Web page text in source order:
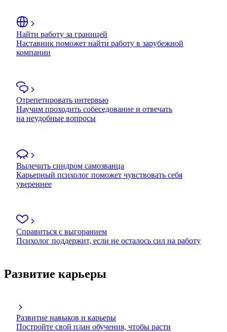
Найти работу за границей
Наставник поможет найти работу в зарубежной
компании
Отрепетировать интервью
Научим проходить собеседование и отвечать
на неудобные вопросы
Вылечить синдром самозванца
Карьерный психолог поможет чувствовать себя
увереннее
Справиться с выгоранием
Психолог поддержит, если не осталось сил на работу
Развитие карьеры
Развитие навыков и карьеры
Постройте свой план обучения, чтобы расти